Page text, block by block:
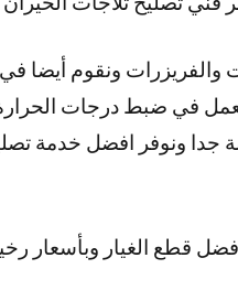
والفريزرات ونقوم أيضا
في ضبط درجات الحرارة
ونوفر افضل خدمة
للعملاء افضل قطع الغيار